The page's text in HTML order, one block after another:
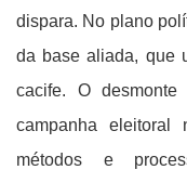
dispara. No plano
da base aliada, que
cacife. O
campanha
métodos e